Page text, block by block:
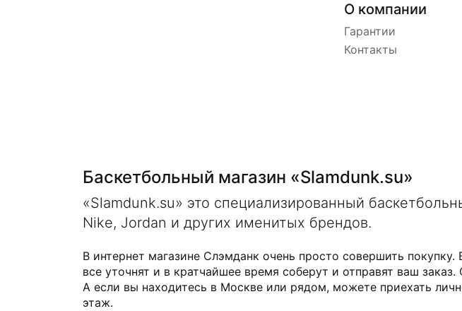
О компании
Гарантии
Контакты
Баскетбольный магазин «Slamdunk.su»
«Slamdunk.su» это специализированный
Nike, Jordan и других именитых брендов.
В интернет магазине Слэмданк очень просто совершить
все уточнят и в кратчайшее время соберут и отправят ваш
А если вы находитесь в Москве или рядом, можете приехать
этаж.